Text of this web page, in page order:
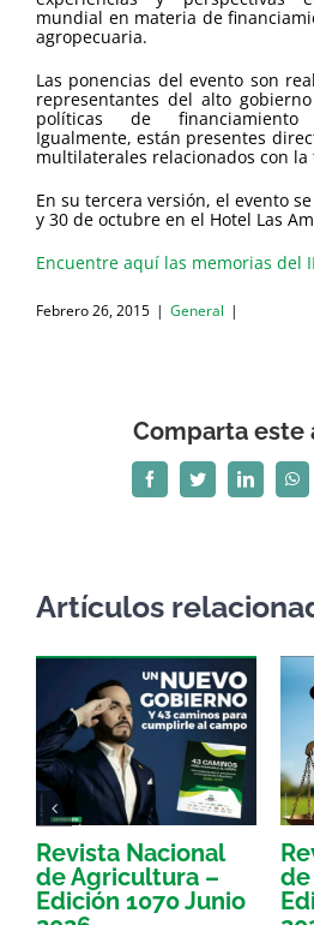
mundial en materia de
agropecuaria.
Las ponencias del evento son
representantes del alto
políticas de financiamiento
Igualmente, están presentes
multilaterales relacionados con la
En su tercera versión, el evento
y 30 de octubre en el Hotel Las
Encuentre aquí las memorias del
Febrero 26, 2015 | General |
Comparta este
FacebookTwitterLinkedIn
Artículos
Revista Nacional
de Agricultura –
Edición 1070 Junio